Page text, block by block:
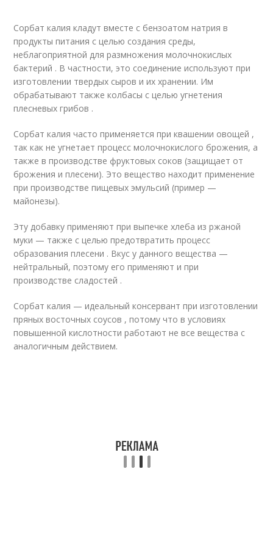
Сорбат калия кладут вместе с бензоатом натрия в
продукты питания с целью создания среды,
неблагоприятной для размножения молочнокислых
бактерий . В частности, это соединение используют при
изготовлении твердых сыров и их хранении. Им
обрабатывают также колбасы с целью угнетения
плесневых грибов .
Сорбат калия часто применяется при квашении овощей ,
так как не угнетает процесс молочнокислого брожения, а
также в производстве фруктовых соков (защищает от
брожения и плесени). Это вещество находит применение
при производстве пищевых эмульсий (пример —
майонезы).
Эту добавку применяют при выпечке хлеба из ржаной
муки — также с целью предотвратить процесс
образования плесени . Вкус у данного вещества —
нейтральный, поэтому его применяют и при
производстве сладостей .
Сорбат калия — идеальный консервант при изготовлении
пряных восточных соусов , потому что в условиях
повышенной кислотности работают не все вещества с
аналогичным действием.